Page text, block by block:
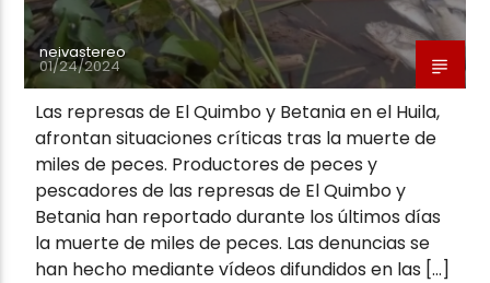
neivastereo
01/24/2024
Las represas de El Quimbo y Betania en el Huila,
afrontan situaciones críticas tras la muerte de
miles de peces. Productores de peces y
pescadores de las represas de El Quimbo y
Betania han reportado durante los últimos días
la muerte de miles de peces. Las denuncias se
han hecho mediante vídeos difundidos en las […]